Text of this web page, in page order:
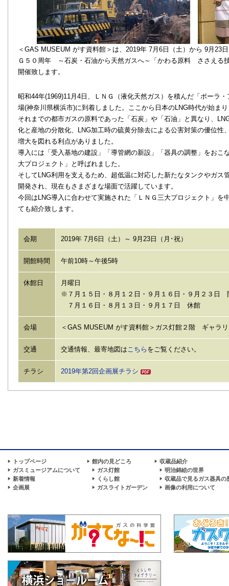
環状パイプライン建設風景
＜GAS MUSEUM がす資料館＞は、2019年 7月6日（土）から 9月23
Ｇ５０周年 ～石炭・石油から天然ガスへ～「かわる原料 ささえる
開催致します。
昭和44年(1969)11月4日、ＬＮＧ（液化天然ガス）を積んだ「ポーラ
場(神奈川県横浜市)に到着しました。ここから日本のLNG時代が始ま
それまでの都市ガスの原料であった「石炭」や「石油」と異なり、
化と産地の分散化、LNG加工時の硫黄分除去による公害対策の優位性
増大を図れる利点がありました。
導入には「受入基地の建設」「導管網の新設」「器具の調整」をおこ
大プロジェクト」と呼ばれました。
そしてLNG利用を支えるため、超低温に対応した新たなタンクやガス
開発され、現在もさまざまな場面で活躍しています。
今回はLNG導入に合わせて実施された「ＬＮＧ三大プロジェクト」を
ても紹介致します。
会期 2019年 7月6日（土）～ 9月23日（月･祝）
開館時間 午前10時～午後5時
休館日
月曜日
※７月１５日・８月１２日・９月１６日・９月２３日
７月１６日・８月１３日・９月１７日 休館
会場 ＜GAS MUSEUM がす資料館＞ガス灯館２階 ギャラ
交通 交通情報、最寄地図はこちら をご覧ください。
チラシ 2019年第2回企画展チラシ
トップページ
ガスミュージアムについて
新着情報
企画展
館内の見どころ
ガス灯館
くらし館
ガスライトガーデン
収蔵品紹介
明治錦絵の世界
収蔵品で見るガス器具の
画像の利用について